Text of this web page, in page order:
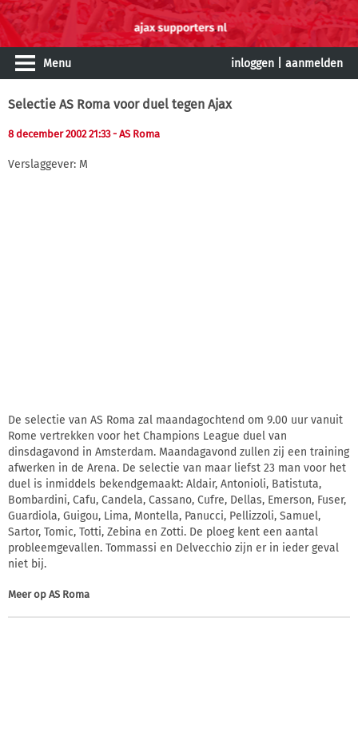
Menu inloggen aanmelden
Selectie AS Roma voor duel tegen Ajax
8 december 2002 21:33- AS Roma
Verslaggever: M
De selectie van AS Roma zal maandagochtend om 9.00 uur vanuit
Rome vertrekken voor het Champions League duel van
dinsdagavond in Amsterdam. Maandagavond zullen zij een training
afwerken in de Arena. De selectie van maar liefst 23 man voor het
duel is inmiddels bekendgemaakt: Aldair, Antonioli, Batistuta,
Bombardini, Cafu, Candela, Cassano, Cufre, Dellas, Emerson, Fuser,
Guardiola, Guigou, Lima, Montella, Panucci, Pellizzoli, Samuel,
Sartor, Tomic, Totti, Zebina en Zotti. De ploeg kent een aantal
probleemgevallen. Tommassi en Delvecchio zijn er in ieder geval
niet bij.
Meer op AS Roma